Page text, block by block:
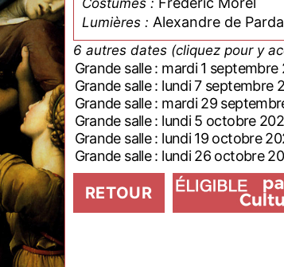
Costumes :
Lumières : Alexandre de
6 autres dates (cliquez pour y
Grande salle : mardi 1
Grande salle : lundi 7 septembre
Grande salle : mardi 29
Grande salle : lundi 5 octobre
Grande salle : lundi 19 octobre
Grande salle : lundi 26 octobre